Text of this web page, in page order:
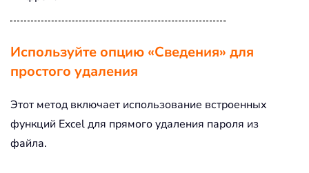
Используйте опцию «Сведения» для
простого удаления
Этот метод включает использование встроенных
функций Excel для прямого удаления пароля из
файла.